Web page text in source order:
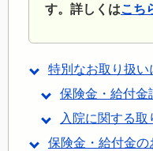
す。詳しくはこち
特別なお取り扱い
保険金・給付金
入院に関する取
保険金・給付金